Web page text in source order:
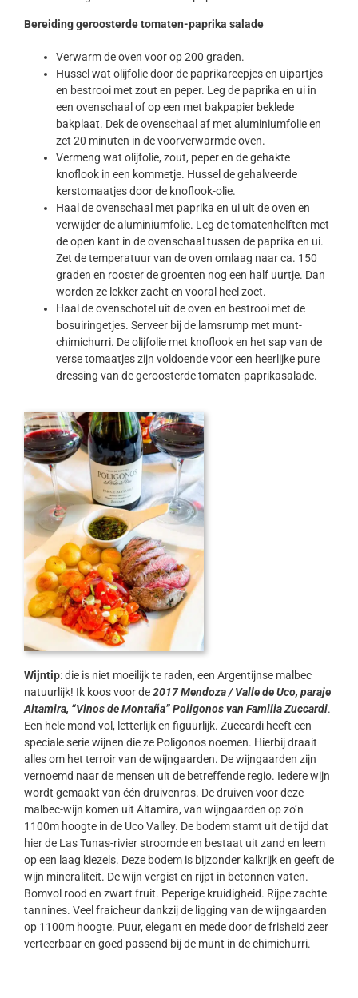
Bereiding geroosterde tomaten-paprika salade
Verwarm de oven voor op 200 graden.
Hussel wat olijfolie door de paprikareepjes en uipartjes
en bestrooi met zout en peper. Leg de paprika en ui in
een ovenschaal of op een met bakpapier beklede
bakplaat. Dek de ovenschaal af met aluminiumfolie en
zet 20 minuten in de voorverwarmde oven.
Vermeng wat olijfolie, zout, peper en de gehakte
knoflook in een kommetje. Hussel de gehalveerde
kerstomaatjes door de knoflook-olie.
Haal de ovenschaal met paprika en ui uit de oven en
verwijder de aluminiumfolie. Leg de tomatenhelften met
de open kant in de ovenschaal tussen de paprika en ui.
Zet de temperatuur van de oven omlaag naar ca. 150
graden en rooster de groenten nog een half uurtje. Dan
worden ze lekker zacht en vooral heel zoet.
Haal de ovenschotel uit de oven en bestrooi met de
bosuiringetjes. Serveer bij de lamsrump met munt-
chimichurri. De olijfolie met knoflook en het sap van de
verse tomaatjes zijn voldoende voor een heerlijke pure
dressing van de geroosterde tomaten-paprikasalade.
Wijntip: die is niet moeilijk te raden, een Argentijnse malbec
natuurlijk! Ik koos voor de2017 Mendoza / Valle de Uco, paraje
Altamira, “Vinos de Montaña” Poligonos van Familia Zuccardi.
Een hele mond vol, letterlijk en figuurlijk. Zuccardi heeft een
speciale serie wijnen die ze Poligonos noemen. Hierbij draait
alles om het terroir van de wijngaarden. De wijngaarden zijn
vernoemd naar de mensen uit de betreffende regio. Iedere wijn
wordt gemaakt van één druivenras. De druiven voor deze
malbec-wijn komen uit Altamira, van wijngaarden op zo’n
1100m hoogte in de Uco Valley. De bodem stamt uit de tijd dat
hier de Las Tunas-rivier stroomde en bestaat uit zand en leem
op een laag kiezels. Deze bodem is bijzonder kalkrijk en geeft de
wijn mineraliteit. De wijn vergist en rijpt in betonnen vaten.
Bomvol rood en zwart fruit. Peperige kruidigheid. Rijpe zachte
tannines. Veel fraicheur dankzij de ligging van de wijngaarden
op 1100m hoogte. Puur, elegant en mede door de frisheid zeer
verteerbaar en goed passend bij de munt in de chimichurri.